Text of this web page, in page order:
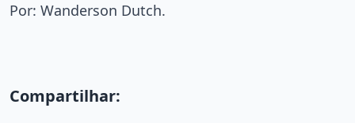
Por: Wanderson Dutch.
Compartilhar: